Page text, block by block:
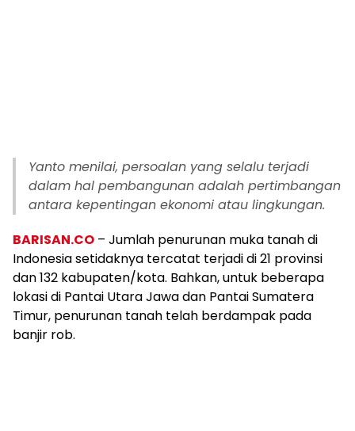
Yanto menilai, persoalan yang selalu terjadi
dalam hal pembangunan adalah pertimbangan
antara kepentingan ekonomi atau lingkungan.
BARISAN.CO – Jumlah penurunan muka tanah di
Indonesia setidaknya tercatat terjadi di 21 provinsi
dan 132 kabupaten/kota. Bahkan, untuk beberapa
lokasi di Pantai Utara Jawa dan Pantai Sumatera
Timur, penurunan tanah telah berdampak pada
banjir rob.